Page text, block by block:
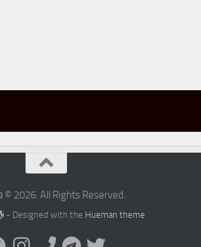
2026. All Rights Reserved.
- Designed with the Hueman theme